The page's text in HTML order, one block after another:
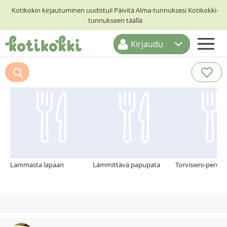
Kotikokin kirjautuminen uudistui! Päivitä Alma-tunnuksesi Kotikokki-
tunnukseen täällä
ETUSIVU
RESEPTIHAKU
Kirjaudu
Suosittelemme myös
Lammasta lapaan Lämmittävä papupata Torvisieni-